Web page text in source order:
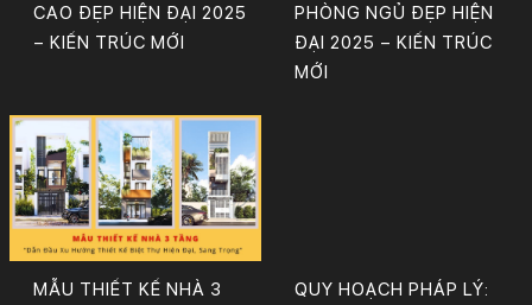
CAO ĐẸP HIỆN ĐẠI 2025
– KIẾN TRÚC MỚI
PHÒNG NGỦ ĐẸP HIỆN
ĐẠI 2025 – KIẾN TRÚC
MỚI
MẪU THIẾT KẾ NHÀ 3
QUY HOẠCH PHÁP LÝ: